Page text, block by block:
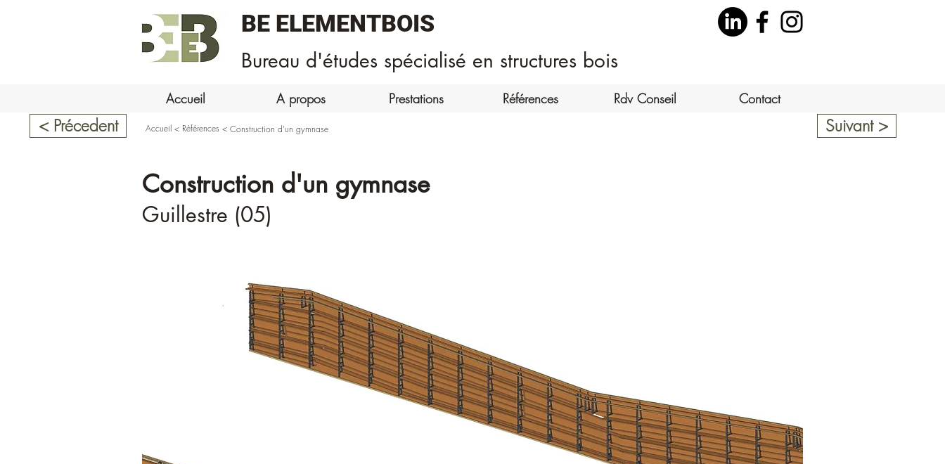
BE ELEMENTBOIS
Bureau d'études spécialisé en structures bois
Accueil A propos Prestations Références Rdv Conseil Contact
< Précedent Accueil < Références < Construction d'un gymnase Suivant >
Construction d'un gymnase
Guillestre (05)